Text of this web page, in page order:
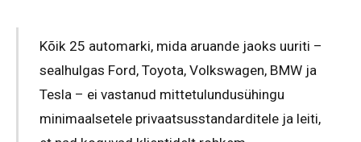
Kõik 25 automarki, mida aruande jaoks uuriti –
sealhulgas Ford, Toyota, Volkswagen, BMW ja
Tesla – ei vastanud mittetulundusühingu
minimaalsetele privaatsusstandarditele ja leiti,